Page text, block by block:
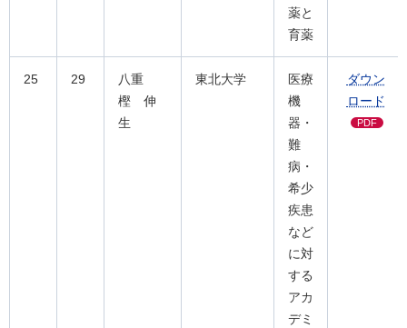
薬と
育薬
25 29
八重
樫 伸
生
東北大学
医療
機
器・
難
病・
希少
疾患
など
に対
する
アカ
デミ
ダウン
ロード
PDF